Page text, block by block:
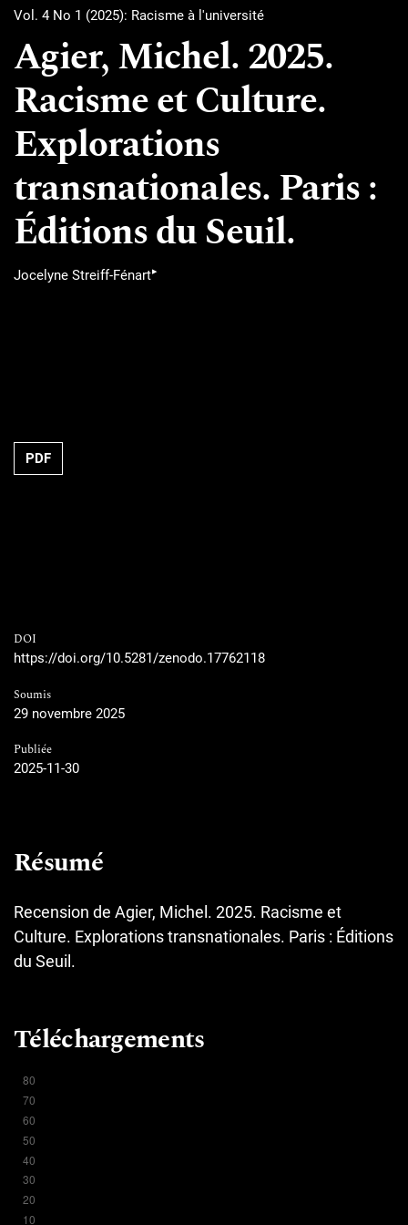
Vol. 4 No 1 (2025): Racisme à l'université
Agier, Michel. 2025.
Racisme et Culture.
Explorations
transnationales. Paris :
Éditions du Seuil.
Jocelyne Streiff-Fénart▸
PDF
DOI
https://doi.org/10.5281/zenodo.17762118
Soumis
29 novembre 2025
Publiée
2025-11-30
Résumé
Recension de Agier, Michel. 2025. Racisme et
Culture. Explorations transnationales. Paris : Éditions
du Seuil.
Téléchargements